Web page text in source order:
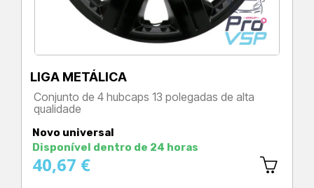
LIGA METÁLICA
Conjunto de 4 hubcaps 13 polegadas de alta
qualidade
Novo universal
Disponível dentro de 24 horas
40,67 €